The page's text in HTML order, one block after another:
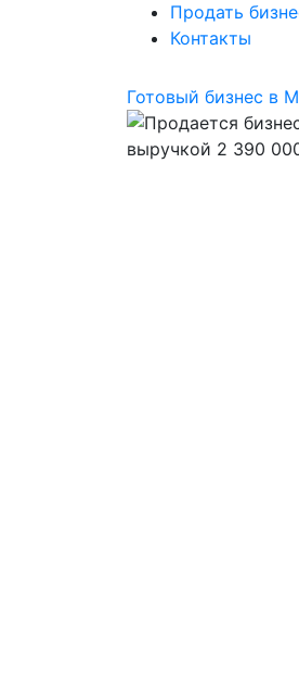
Продать
Контакты
Готовый бизнес в